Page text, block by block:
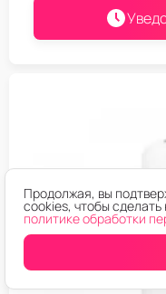
Продолжая, вы
cookies, чтобы
политике обработки